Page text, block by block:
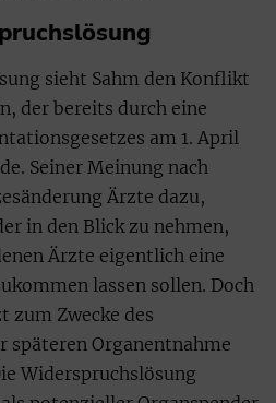
sieht Sahm den Konflikt
der bereits durch eine
am 1. April
Seiner Meinung nach
Ärzte dazu,
in den Blick zu nehmen,
Ärzte eigentlich eine
lassen sollen. Doch
zum Zwecke des
späteren Organentnahme
Widerspruchslösung